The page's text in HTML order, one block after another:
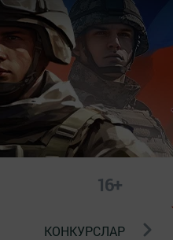
16+
КОНКУРСЛАР